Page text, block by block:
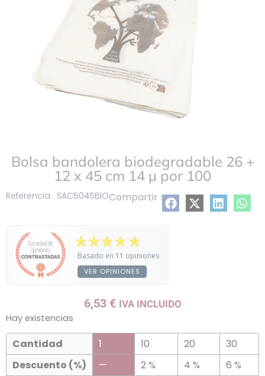
Referencia : SAC5045BIOCompartir :
Bolsa bandolera biodegradable 26 +
12 x 45 cm 14 µ por 100
Basado en 11 opiniones
VER OPINIONES
6,53 € IVA INCLUIDO
Hay existencias
Cantidad
Descuento (%)
1
—
10
2 %
20
4 %
30
6 %